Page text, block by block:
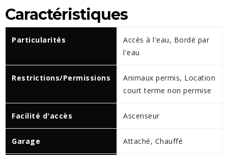
Caractéristiques
Particularités
Accès à l'eau, Bordé par
l'eau
Restrictions/Permissions
Animaux permis, Location
court terme non permise
Facilité d'accès Ascenseur
Garage Attaché, Chauffé